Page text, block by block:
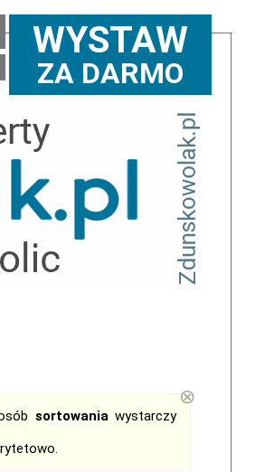
WYSTAW
ZA DARMO
sortowaniawystarczy
⊗